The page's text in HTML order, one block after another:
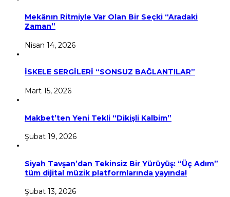
Mekânın Ritmiyle Var Olan Bir Seçki “Aradaki
Zaman”
Nisan 14, 2026
İSKELE SERGİLERİ “SONSUZ BAĞLANTILAR”
Mart 15, 2026
Makbet’ten Yeni Tekli “Dikişli Kalbim”
Şubat 19, 2026
Siyah Tavşan’dan Tekinsiz Bir Yürüyüş: “Üç Adım”
tüm dijital müzik platformlarında yayında!
Şubat 13, 2026